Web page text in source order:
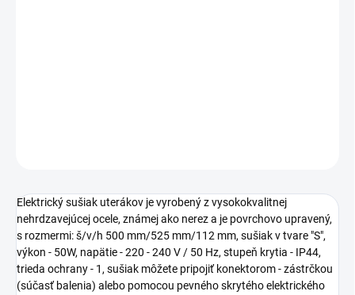
Elektrický sušiak uterákov je vyrobený z vysokokvalitnej
nehrdzavejúcej ocele, známej ako nerez a je povrchovo upravený,
s rozmermi: š/v/h 500 mm/525 mm/112 mm, sušiak v tvare "S",
výkon - 50W, napätie - 220 - 240 V / 50 Hz, stupeň krytia - IP44,
trieda ochrany - 1, sušiak môžete pripojiť konektorom - zástrčkou
(súčasť balenia) alebo pomocou pevného skrytého elektrického